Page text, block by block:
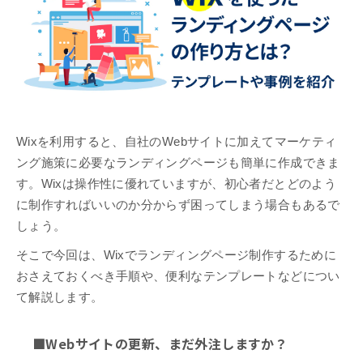
Wixを利用すると、自社のWebサイトに加えてマーケティ
ング施策に必要なランディングページも簡単に作成できま
す。Wixは操作性に優れていますが、初心者だとどのよう
に制作すればいいのか分からず困ってしまう場合もあるで
しょう。
そこで今回は、Wixでランディングページ制作するために
おさえておくべき手順や、便利なテンプレートなどについ
て解説します。
■Webサイトの更新、まだ外注しますか？